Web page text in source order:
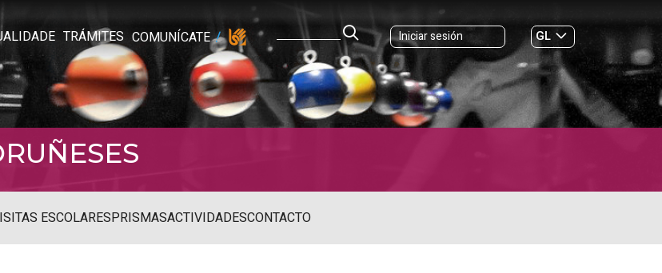
TRÁMITES COMUNÍCATE Iniciar sesión
GL
ES|
ESCOLARESPRISMASACTIVIDADESCONTACTO